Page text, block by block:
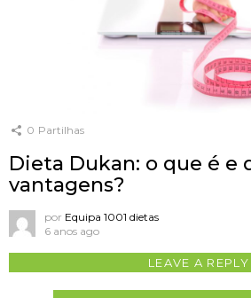
0 Partilhas
Dieta Dukan: o que é e
vantagens?
por Equipa 1001 dietas
6 anos ago
LEAVE A REPLY